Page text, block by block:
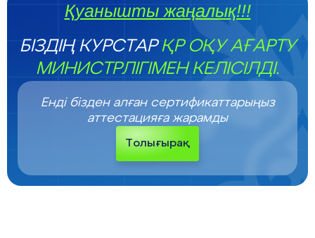
Қуанышты жаңалық!!!
БІЗДІҢ КУРСТАРҚР ОҚУ АҒАРТУ
МИНИСТРЛІГІМЕН КЕЛІСІЛДІ.
Енді бізден алған сертификаттарыңыз
аттестацияға жарамды
Толығырақ